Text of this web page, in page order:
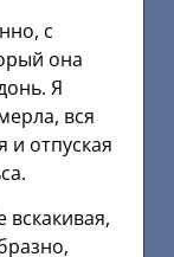
с
она
Я
вся
и отпуская
вскакивая,